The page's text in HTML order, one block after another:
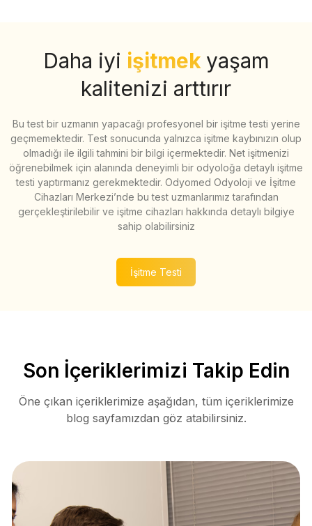
Daha iyi işitmek yaşam
kalitenizi arttırır
Bu test bir uzmanın yapacağı profesyonel bir işitme testi yerine
geçmemektedir. Test sonucunda yalnızca işitme kaybınızın olup
olmadığı ile ilgili tahmini bir bilgi içermektedir. Net işitmenizi
öğrenebilmek için alanında deneyimli bir odyoloğa detaylı işitme
testi yaptırmanız gerekmektedir. Odyomed Odyoloji ve İşitme
Cihazları Merkezi’nde bu test uzmanlarımız tarafından
gerçekleştirilebilir ve işitme cihazları hakkında detaylı bilgiye
sahip olabilirsiniz
İşitme Testi
Son İçeriklerimizi Takip Edin
Öne çıkan içeriklerimize aşağıdan, tüm içeriklerimize
blog sayfamızdan göz atabilirsiniz.